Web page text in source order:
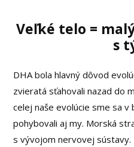
Veľké telo =
s
DHA bola hlavný dôvod
zvieratá sťahovali nazad do
celej naše evolúcie sme sa v
pohybovali aj my. Morská
s vývojom nervovej sústavy.